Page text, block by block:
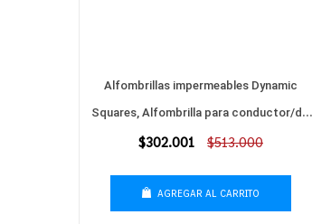
Alfombrillas impermeables Dynamic
Squares, Alfombrilla para conductor/del
acompañante, 2 piezas C200
Precio
$302.001 $513.000
AGREGAR AL CARRITO